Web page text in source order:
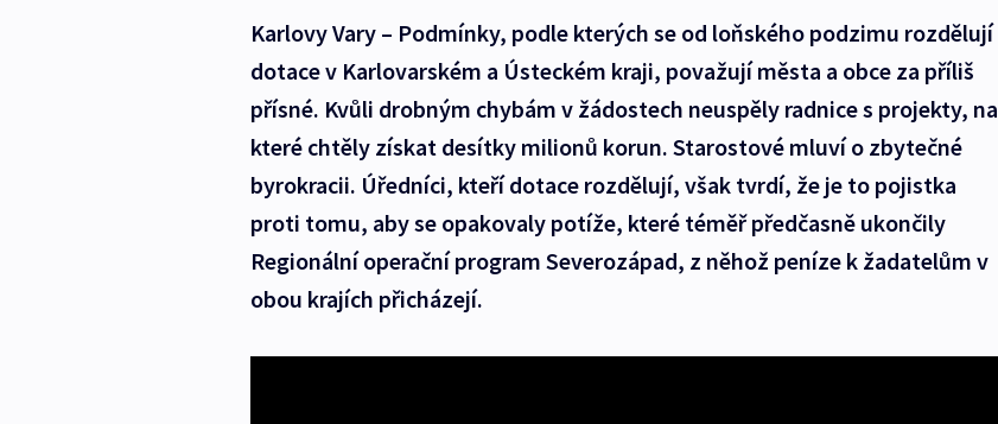
Karlovy Vary – Podmínky, podle kterých se od loňského podzimu rozdělují
dotace v Karlovarském a Ústeckém kraji, považují města a obce za příliš
přísné. Kvůli drobným chybám v žádostech neuspěly radnice s projekty, na
které chtěly získat desítky milionů korun. Starostové mluví o zbytečné
byrokracii. Úředníci, kteří dotace rozdělují, však tvrdí, že je to pojistka
proti tomu, aby se opakovaly potíže, které téměř předčasně ukončily
Regionální operační program Severozápad, z něhož peníze k žadatelům v
obou krajích přicházejí.